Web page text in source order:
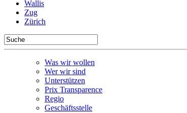
Wallis
Zug
Zürich
Was wir wollen
Wer wir sind
Unterstützen
Prix Transparence
Regio
Geschäftsstelle